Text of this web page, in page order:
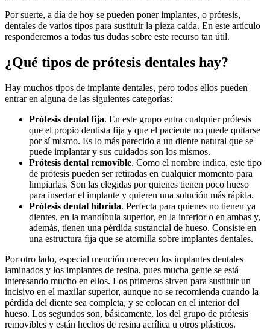
Por suerte, a día de hoy se pueden poner implantes, o prótesis,
dentales de varios tipos para sustituir la pieza caída. En este artículo
responderemos a todas tus dudas sobre este recurso tan útil.
¿Qué tipos de prótesis dentales hay?
Hay muchos tipos de implante dentales, pero todos ellos pueden
entrar en alguna de las siguientes categorías:
Prótesis dental fija. En este grupo entra cualquier prótesis
que el propio dentista fija y que el paciente no puede quitarse
por sí mismo. Es lo más parecido a un diente natural que se
puede implantar y sus cuidados son los mismos.
Prótesis dental removible. Como el nombre indica, este tipo
de prótesis pueden ser retiradas en cualquier momento para
limpiarlas. Son las elegidas por quienes tienen poco hueso
para insertar el implante y quieren una solución más rápida.
Prótesis dental híbrida. Perfecta para quienes no tienen ya
dientes, en la mandíbula superior, en la inferior o en ambas y,
además, tienen una pérdida sustancial de hueso. Consiste en
una estructura fija que se atornilla sobre implantes dentales.
Por otro lado, especial mención merecen los implantes dentales
laminados y los implantes de resina, pues mucha gente se está
interesando mucho en ellos. Los primeros sirven para sustituir un
incisivo en el maxilar superior, aunque no se recomienda cuando la
pérdida del diente sea completa, y se colocan en el interior del
hueso. Los segundos son, básicamente, los del grupo de prótesis
removibles y están hechos de resina acrílica u otros plásticos.